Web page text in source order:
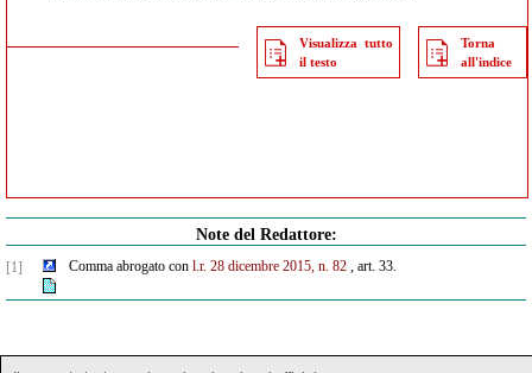
Visualizza tutto
il testo
Torna
all'indice
Note del Redattore:
[1] Comma abrogato con l.r. 28 dicembre 2015, n. 82, art. 33.